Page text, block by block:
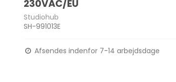
230VAC/EU
Studiohub
SH-991013E
Afsendes indenfor 7-14 arbejdsdage